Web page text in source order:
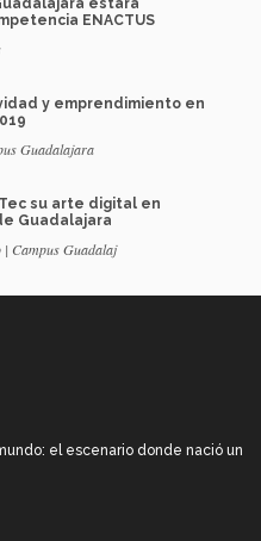
estará
ENACTUS
y emprendimiento en
Guadalajara
su arte digital en
Guadalajara
| Campus Guadalaj
el escenario donde nació un